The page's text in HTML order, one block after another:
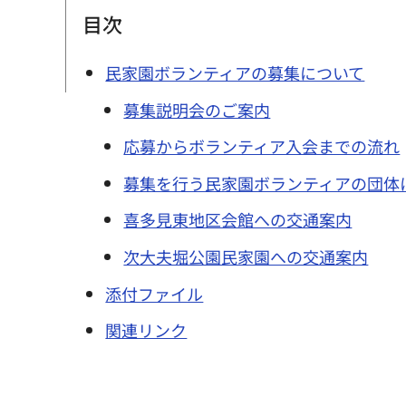
目次
民家園ボランティアの募集について
募集説明会のご案内
応募からボランティア入会までの流れ
募集を行う民家園ボランティアの団体
喜多見東地区会館への交通案内
次大夫堀公園民家園への交通案内
添付ファイル
関連リンク